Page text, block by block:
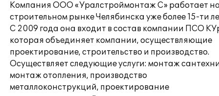
Компания ООО «Уралстроймонтаж С» работает
строительном рынке Челябинска уже более 15-ти
С 2009 года она входит в состав компании ПСО
которая объединяет компании, осуществляющие
проектирование, строительство и производство.
Осуществляет следующие услуги: монтаж
монтаж отопления, производство
металлоконструкций, проектирование